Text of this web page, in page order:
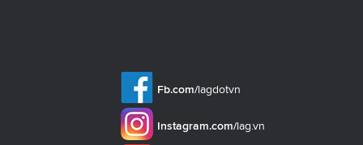
Fb.com/lagdotvn
Instagram.com/lag.vn